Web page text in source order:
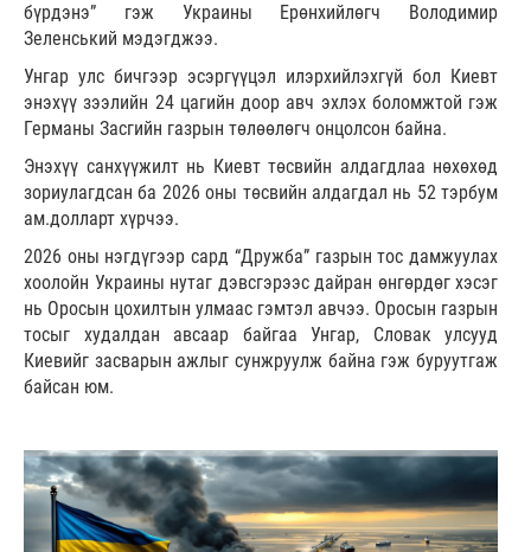
бүрдэнэ” гэж Украины Ерөнхийлөгч Володимир
Зеленський мэдэгджээ.
Унгар улс бичгээр эсэргүүцэл илэрхийлэхгүй бол Киевт
энэхүү зээлийн 24 цагийн доор авч эхлэх боломжтой гэж
Германы Засгийн газрын төлөөлөгч онцолсон байна.
Энэхүү санхүүжилт нь Киевт төсвийн алдагдлаа нөхөхөд
зориулагдсан ба 2026 оны төсвийн алдагдал нь 52 тэрбум
ам.долларт хүрчээ.
2026 оны нэгдүгээр сард “Дружба” газрын тос дамжуулах
хоолойн Украины нутаг дэвсгэрээс дайран өнгөрдөг хэсэг
нь Оросын цохилтын улмаас гэмтэл авчээ. Оросын газрын
тосыг худалдан авсаар байгаа Унгар, Словак улсууд
Киевийг засварын ажлыг сунжруулж байна гэж буруутгаж
байсан юм.